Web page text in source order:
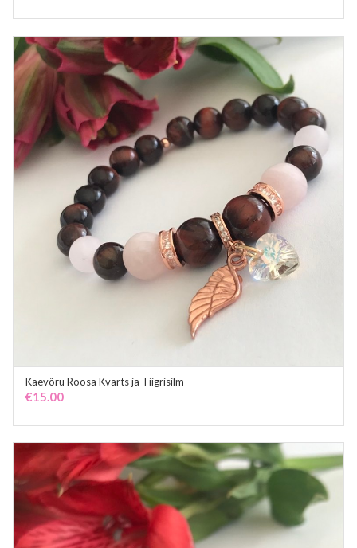
ADD TO CART
Käevõru Roosa Kvarts ja Tiigrisilm
€15.00